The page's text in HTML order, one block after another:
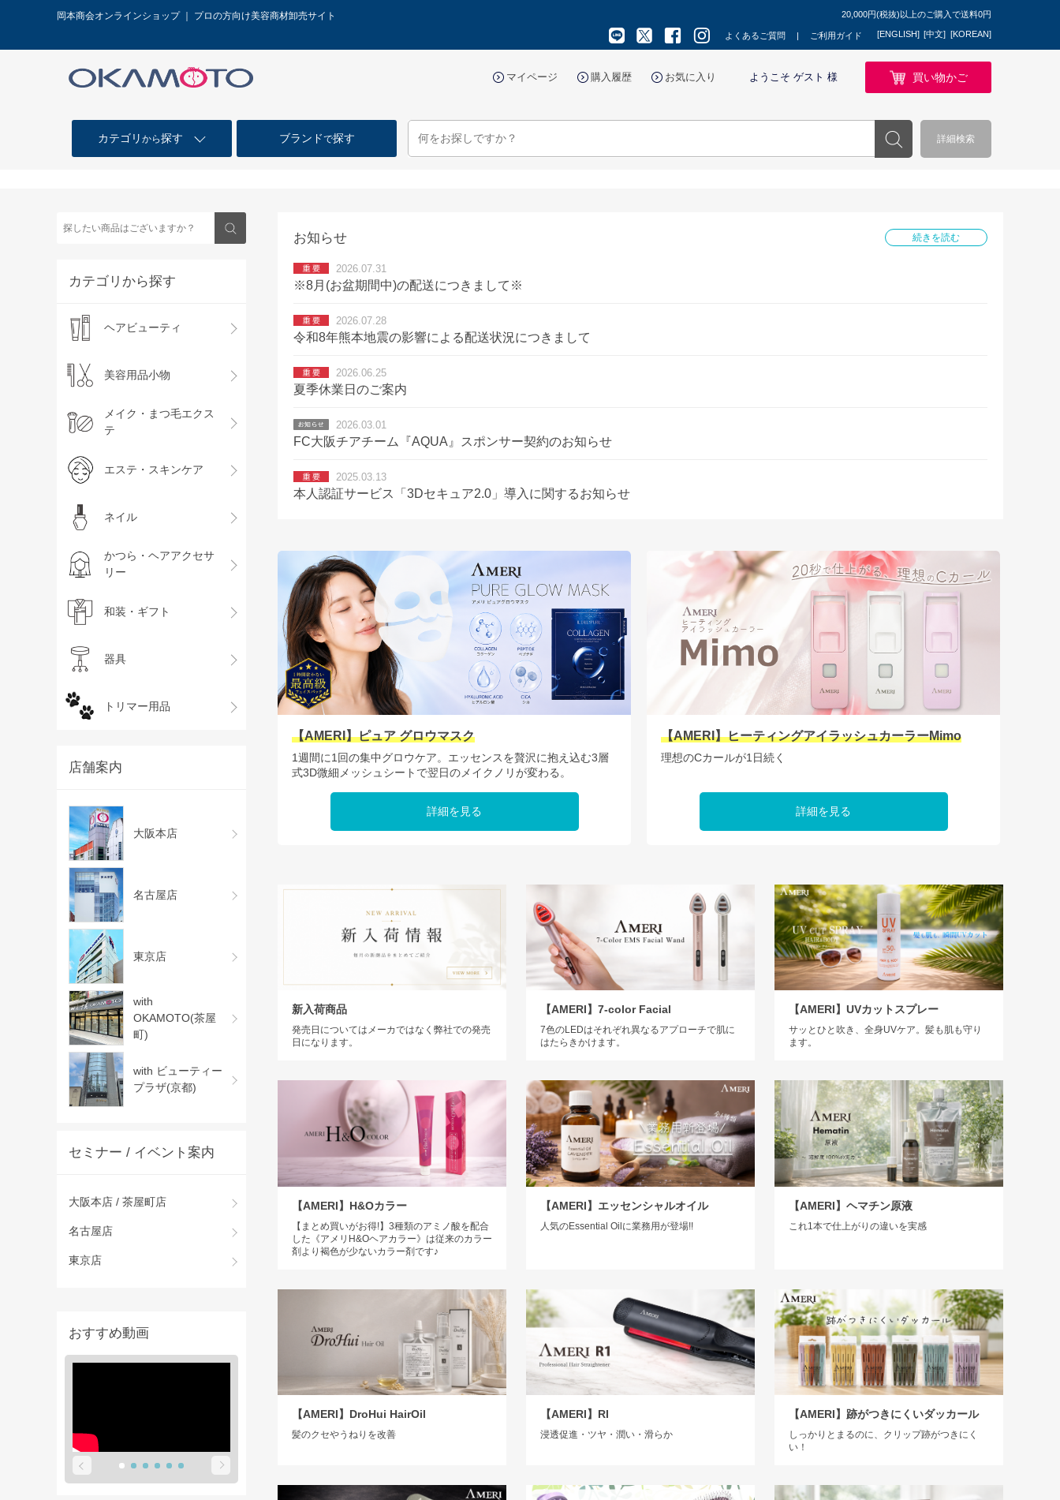
岡本商会オンラインショップ ｜ プロの方向け美容商材卸売サイト 20,000円(税抜)以上のご購入で送料0円
よくあるご質問 ご利用ガイド [ENGLISH] [中文] [KOREAN]
マイページ 購入履歴 お気に入り ようこそ ゲスト 様 買い物かご
カテゴリ から探す ブランドで探す 詳細検索
カテゴリから探す
ヘアビューティ
美容用品小物
メイク・まつ毛エクス
テ
エステ・スキンケア
ネイル
かつら・ヘアアクセサ
リー
和装・ギフト
器具
トリマー用品
店舗案内
大阪本店
名古屋店
東京店
with
OKAMOTO(茶屋
町)
with ビューティー
プラザ(京都)
セミナー / イベント案内
大阪本店 / 茶屋町店
名古屋店
東京店
おすすめ動画
お知らせ
2026.07.31
※8月(お盆期間中)の配送につきまして※
2026.07.28
令和8年熊本地震の影響による配送状況につきまして
2026.06.25
夏季休業日のご案内
2026.03.01
FC大阪チアチーム『AQUA』スポンサー契約のお知らせ
2025.03.13
本人認証サービス「3Dセキュア2.0」導入に関するお知らせ
続きを読む
【AMERI】ピュア グロウマスク
1週間に1回の集中グロウケア。エッセンスを贅沢に抱え込む3層
式3D微細メッシュシートで翌日のメイクノリが変わる。
詳細を見る
【AMERI】ヒーティングアイラッシュカーラーMimo
理想のCカールが1日続く
詳細を見る
新入荷商品
発売日についてはメーカではなく弊社での発売
日になります。
【AMERI】7-color Facial
7色のLEDはそれぞれ異なるアプローチで肌に
はたらきかけます。
【AMERI】UVカットスプレー
サッとひと吹き、全身UVケア。髪も肌も守り
ます。
【AMERI】H&Oカラー
【まとめ買いがお得!】3種類のアミノ酸を配合
した《アメリH&Oヘアカラー》は従来のカラー
剤より褐色が少ないカラー剤です♪
【AMERI】エッセンシャルオイル
人気のEssential Oilに業務用が登場!!
【AMERI】ヘマチン原液
これ1本で仕上がりの違いを実感
【AMERI】DroHui HairOil
髪のクセやうねりを改善
【AMERI】RI
浸透促進・ツヤ・潤い・滑らか
【AMERI】跡がつきにくいダッカール
しっかりとまるのに、クリップ跡がつきにく
い！